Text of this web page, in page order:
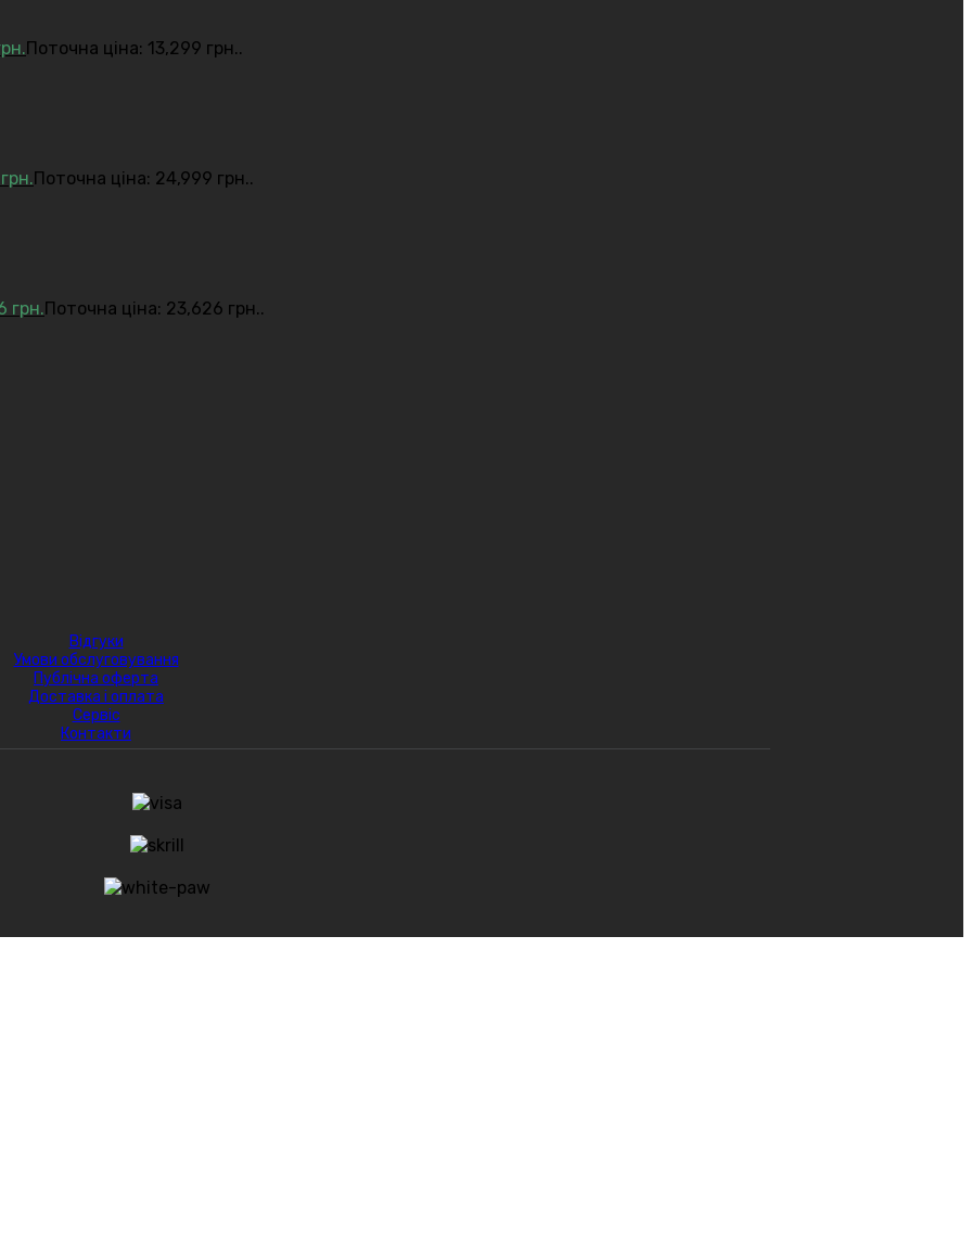
Поточна ціна: 13,299 грн..
грн. Поточна ціна: 24,999 грн..
грн.Поточна ціна: 23,626 грн..
Відгуки
Умови обслуговування
Публічна оферта
Доставка і оплата
Сервіс
Контакти